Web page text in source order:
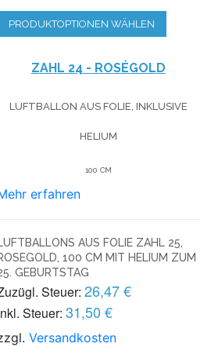
PRODUKTOPTIONEN WÄHLEN
ZAHL 24 - ROSÉGOLD
LUFTBALLON AUS FOLIE, INKLUSIVE
HELIUM
100 CM
erfahren
AUS FOLIE ZAHL 25,
100 CM MIT HELIUM ZUM
GEBURTSTAG
Steuer: 26,47 €
Steuer: 31,50 €
Versandkosten